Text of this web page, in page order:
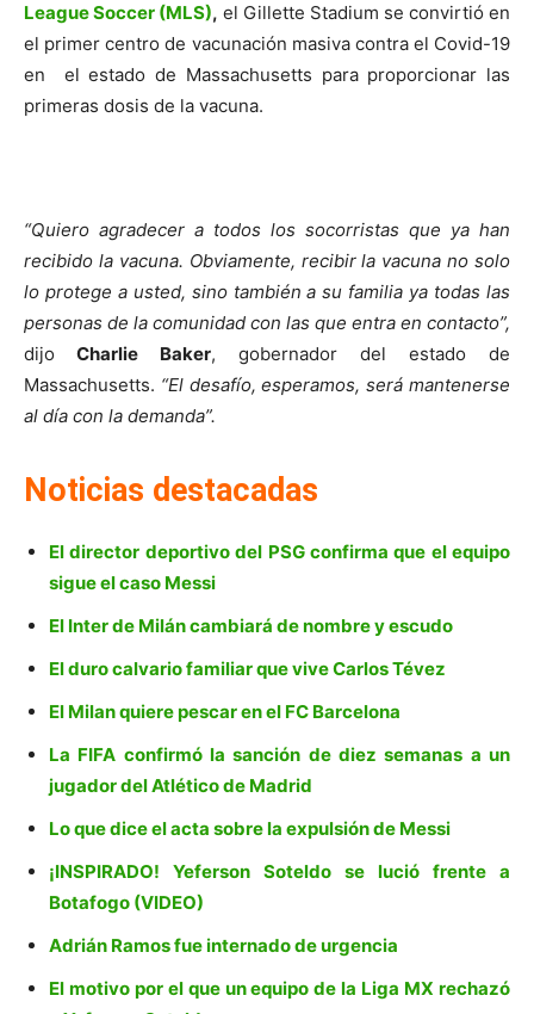
League Soccer (MLS), el Gillette Stadium se convirtió en
el primer centro de vacunación masiva contra el Covid-19
en el estado de Massachusetts para proporcionar las
primeras dosis de la vacuna.
“Quiero agradecer a todos los socorristas que ya han
recibido la vacuna. Obviamente, recibir la vacuna no solo
lo protege a usted, sino también a su familia ya todas las
personas de la comunidad con las que entra en contacto”,
dijo Charlie Baker, gobernador del estado de
Massachusetts. “El desafío, esperamos, será mantenerse
al día con la demanda”.
Noticias destacadas
El director deportivo del PSG confirma que el equipo
sigue el caso Messi
El Inter de Milán cambiará de nombre y escudo
El duro calvario familiar que vive Carlos Tévez
El Milan quiere pescar en el FC Barcelona
La FIFA confirmó la sanción de diez semanas a un
jugador del Atlético de Madrid
Lo que dice el acta sobre la expulsión de Messi
¡INSPIRADO! Yeferson Soteldo se lució frente a
Botafogo (VIDEO)
Adrián Ramos fue internado de urgencia
El motivo por el que un equipo de la Liga MX rechazó